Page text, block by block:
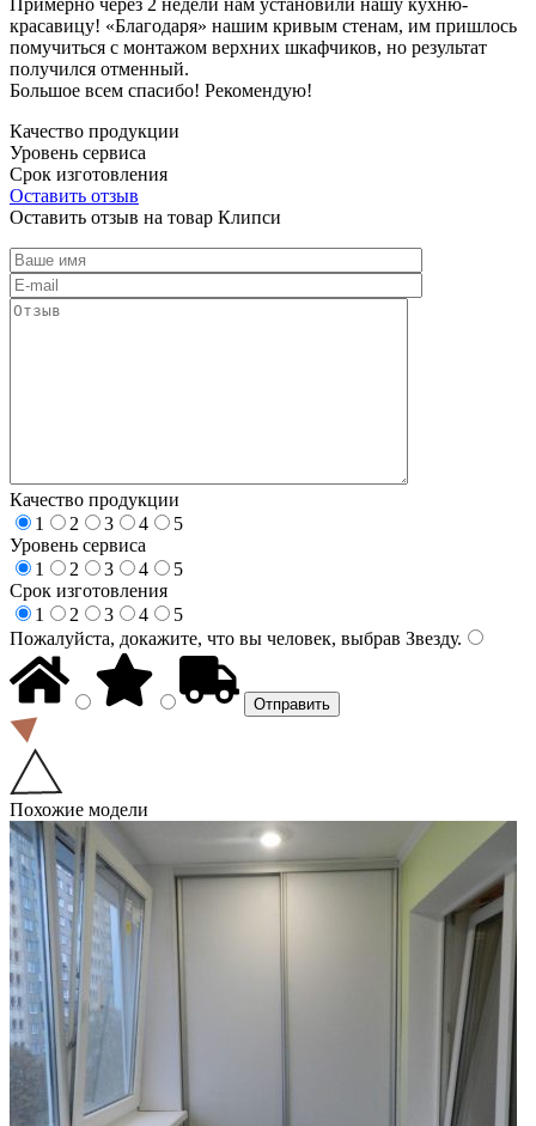
красавицу! «Благодаря» нашим кривым стенам, им пришлось
помучиться с монтажом верхних шкафчиков, но результат
получился отменный.
Большое всем спасибо! Рекомендую!
Качество продукции
Уровень сервиса
Срок изготовления
Оставить отзыв
Оставить отзыв на товар Клипси
Качество продукции
1
2 3 4
5
Уровень сервиса
1
2 3 4
5
Срок изготовления
1
2 3 4
5
Пожалуйста, докажите, что вы человек, выбрав Звезду.
Похожие модели